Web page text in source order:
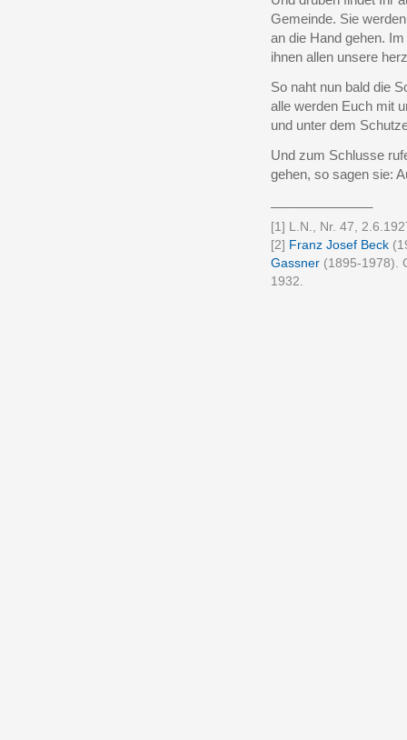
Gemeinde. Sie
an die Hand gehen.
ihnen allen unsere
So naht nun bald die
alle werden Euch mit
und unter dem
Und zum Schlusse
gehen, so sagen sie:
[1] L.N., Nr. 47,
[2] Franz Josef Beck
Gassner (1895-1978).
1932.